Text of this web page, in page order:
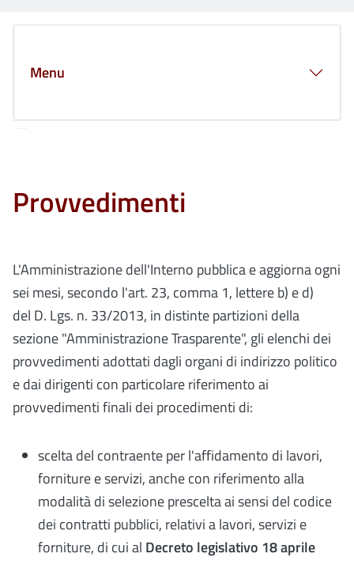
Provvedimenti
L'Amministrazione dell'Interno pubblica e aggiorna ogni
sei mesi, secondo l'art. 23, comma 1, lettere b) e d)
del D. Lgs. n. 33/2013, in distinte partizioni della
sezione "Amministrazione Trasparente", gli elenchi dei
provvedimenti adottati dagli organi di indirizzo politico
e dai dirigenti con particolare riferimento ai
provvedimenti finali dei procedimenti di:
scelta del contraente per l'affidamento di lavori,
forniture e servizi, anche con riferimento alla
modalità di selezione prescelta ai sensi del codice
dei contratti pubblici, relativi a lavori, servizi e
forniture, di cui al Decreto legislativo 18 aprile
Menu